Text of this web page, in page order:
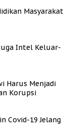
Masyarakat
Intel Keluar-
Harus Menjadi
Korupsi
Covid-19 Jelang